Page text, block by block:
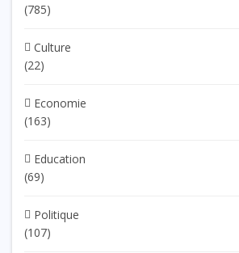
(785)
Culture
(22)
Economie
(163)
Education
(69)
Politique
(107)